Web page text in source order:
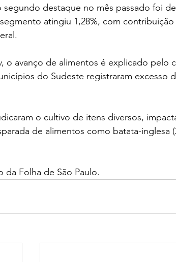
destaque no mês passado foi
atingiu 1,28%, com
o avanço de alimentos é explicado pelo
do Sudeste registraram excesso
o cultivo de itens diversos,
de alimentos como batata-inglesa
da Folha de São Paulo.